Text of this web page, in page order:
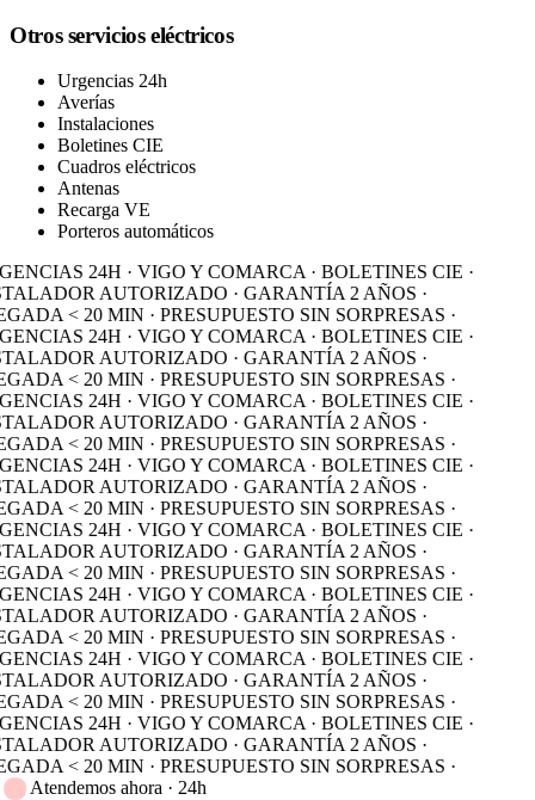
Otros servicios eléctricos
Urgencias 24h
Averías
Instalaciones
Boletines CIE
Cuadros eléctricos
Antenas
Recarga VE
Porteros automáticos
24H · VIGO Y COMARCA · BOLETINES CIE ·
AUTORIZADO · GARANTÍA 2 AÑOS ·
< 20 MIN · PRESUPUESTO SIN SORPRESAS ·
24H · VIGO Y COMARCA · BOLETINES CIE ·
AUTORIZADO · GARANTÍA 2 AÑOS ·
< 20 MIN · PRESUPUESTO SIN SORPRESAS ·
24H · VIGO Y COMARCA · BOLETINES CIE ·
AUTORIZADO · GARANTÍA 2 AÑOS ·
< 20 MIN · PRESUPUESTO SIN SORPRESAS ·
24H · VIGO Y COMARCA · BOLETINES CIE ·
AUTORIZADO · GARANTÍA 2 AÑOS ·
< 20 MIN · PRESUPUESTO SIN SORPRESAS ·
24H · VIGO Y COMARCA · BOLETINES CIE ·
AUTORIZADO · GARANTÍA 2 AÑOS ·
< 20 MIN · PRESUPUESTO SIN SORPRESAS ·
24H · VIGO Y COMARCA · BOLETINES CIE ·
AUTORIZADO · GARANTÍA 2 AÑOS ·
< 20 MIN · PRESUPUESTO SIN SORPRESAS ·
24H · VIGO Y COMARCA · BOLETINES CIE ·
AUTORIZADO · GARANTÍA 2 AÑOS ·
< 20 MIN · PRESUPUESTO SIN SORPRESAS ·
24H · VIGO Y COMARCA · BOLETINES CIE ·
AUTORIZADO · GARANTÍA 2 AÑOS ·
< 20 MIN · PRESUPUESTO SIN SORPRESAS ·
Atendemos ahora · 24h